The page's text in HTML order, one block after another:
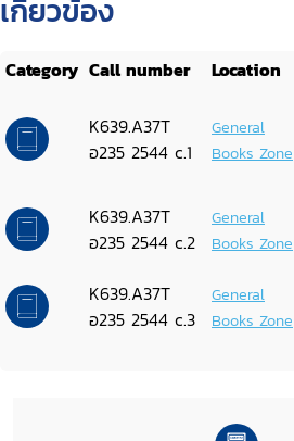
เกี่ยวข้อง
Category Call number Location
K639.A37T
อ235 2544 c.1
General
Books Zone
K639.A37T
อ235 2544 c.2
General
Books Zone
K639.A37T
อ235 2544 c.3
General
Books Zone